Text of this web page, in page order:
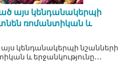
այս կենդանակերպի
ռոմանտիկան և
կենդանակերպի նշանների
և երջանկությունը․․․